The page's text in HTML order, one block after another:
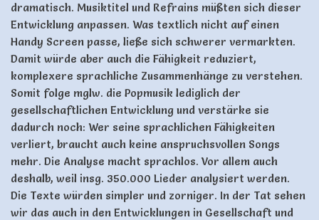
dramatisch. Musiktitel und Refrains müßten sich dieser
Entwicklung anpassen. Was textlich nicht auf einen
Handy Screen passe, ließe sich schwerer vermarkten.
Damit würde aber auch die Fähigkeit reduziert,
komplexere sprachliche Zusammenhänge zu verstehen.
Somit folge mglw. die Popmusik lediglich der
gesellschaftlichen Entwicklung und verstärke sie
dadurch noch: Wer seine sprachlichen Fähigkeiten
verliert, braucht auch keine anspruchsvollen Songs
mehr. Die Analyse macht sprachlos. Vor allem auch
deshalb, weil insg. 350.000 Lieder analysiert werden.
Die Texte würden simpler und zorniger. In der Tat sehen
wir das auch in den Entwicklungen in Gesellschaft und